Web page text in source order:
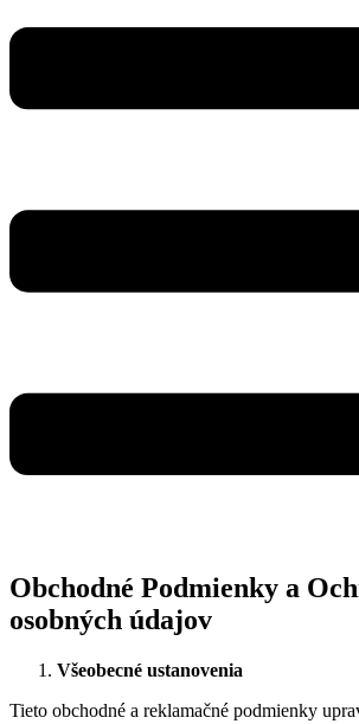
Obchodné Podmienky a
osobných údajov
Všeobecné ustanovenia
Tieto obchodné a reklamačné podmienky